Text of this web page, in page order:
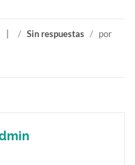
/ Sin respuestas / por